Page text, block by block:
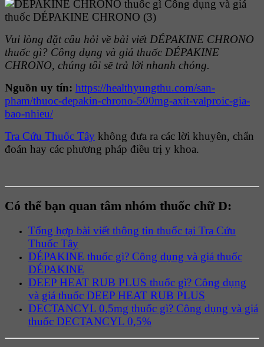
Vui lòng đặt câu hỏi về bài viết DÉPAKINE CHRONO
thuốc gì? Công dụng và giá thuốc DÉPAKINE
CHRONO, chúng tôi sẽ trả lời nhanh chóng.
Nguồn uy tín: https://healthyungthu.com/san-
pham/thuoc-depakin-chrono-500mg-axit-valproic-gia-
bao-nhieu/
Tra Cứu Thuốc Tây không đưa ra các lời khuyên, chẩn
đoán hay các phương pháp điều trị y khoa.
Có thể bạn quan tâm nhóm thuốc chữ D:
Tổng hợp bài viết thông tin thuốc tại Tra Cứu
Thuốc Tây
DÉPAKINE thuốc gì? Công dụng và giá thuốc
DÉPAKINE
DEEP HEAT RUB PLUS thuốc gì? Công dụng
và giá thuốc DEEP HEAT RUB PLUS
DECTANCYL 0,5mg thuốc gì? Công dụng và giá
thuốc DECTANCYL 0,5%